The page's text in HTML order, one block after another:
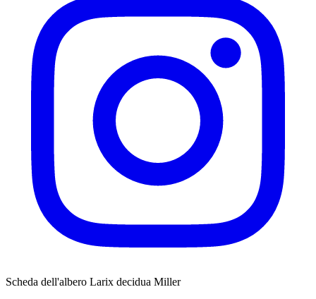
Scheda dell'albero Larix decidua Miller